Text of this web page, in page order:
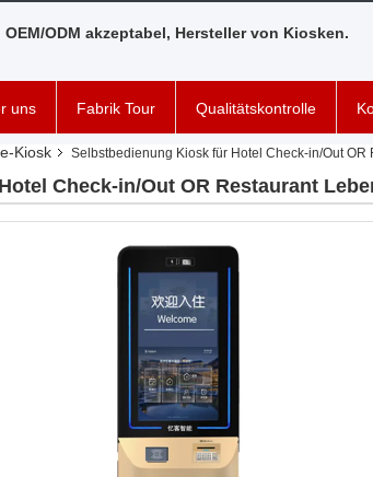
OEM/ODM akzeptabel, Hersteller von Kiosken.
uns Fabrik Tour Qualitätskontrolle
Kiosk Selbstbedienung Kiosk für Hotel Check-in/Out
Check-in/Out OR Restaurant